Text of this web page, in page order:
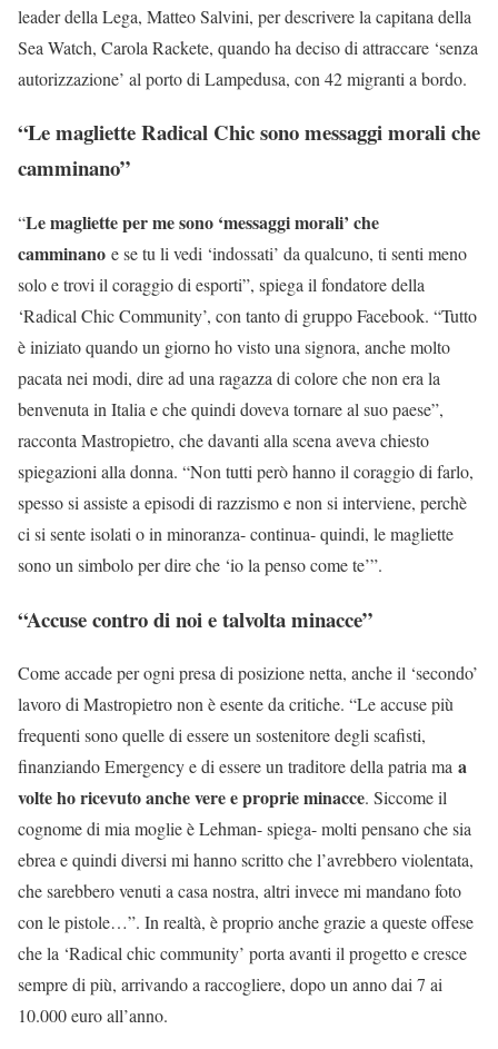
leader della Lega, Matteo Salvini, per descrivere la capitana della
Sea Watch, Carola Rackete, quando ha deciso di attraccare ‘senza
autorizzazione’ al porto di Lampedusa, con 42 migranti a bordo.
“Le magliette Radical Chic sono messaggi morali che
camminano”
“Le magliette per me sono ‘messaggi morali’ che
camminano e se tu li vedi ‘indossati’ da qualcuno, ti senti meno
solo e trovi il coraggio di esporti”, spiega il fondatore della
‘Radical Chic Community’, con tanto di gruppo Facebook. “Tutto
è iniziato quando un giorno ho visto una signora, anche molto
pacata nei modi, dire ad una ragazza di colore che non era la
benvenuta in Italia e che quindi doveva tornare al suo paese”,
racconta Mastropietro, che davanti alla scena aveva chiesto
spiegazioni alla donna. “Non tutti però hanno il coraggio di farlo,
spesso si assiste a episodi di razzismo e non si interviene, perchè
ci si sente isolati o in minoranza- continua- quindi, le magliette
sono un simbolo per dire che ‘io la penso come te’”.
“Accuse contro di noi e talvolta minacce”
Come accade per ogni presa di posizione netta, anche il ‘secondo’
lavoro di Mastropietro non è esente da critiche. “Le accuse più
frequenti sono quelle di essere un sostenitore degli scafisti,
finanziando Emergency e di essere un traditore della patria ma a
volte ho ricevuto anche vere e proprie minacce. Siccome il
cognome di mia moglie è Lehman- spiega- molti pensano che sia
ebrea e quindi diversi mi hanno scritto che l’avrebbero violentata,
che sarebbero venuti a casa nostra, altri invece mi mandano foto
con le pistole…”. In realtà, è proprio anche grazie a queste offese
che la ‘Radical chic community’ porta avanti il progetto e cresce
sempre di più, arrivando a raccogliere, dopo un anno dai 7 ai
10.000 euro all’anno.